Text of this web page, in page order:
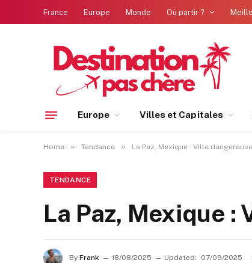
France Europe Monde Où partir ?
Europe Villes et Capitales
Home » Tendance » La Paz, Mexique : Ville
TENDANCE
La Paz, Mexique :
By Frank 18/08/2025 Updated: 07/09/2025